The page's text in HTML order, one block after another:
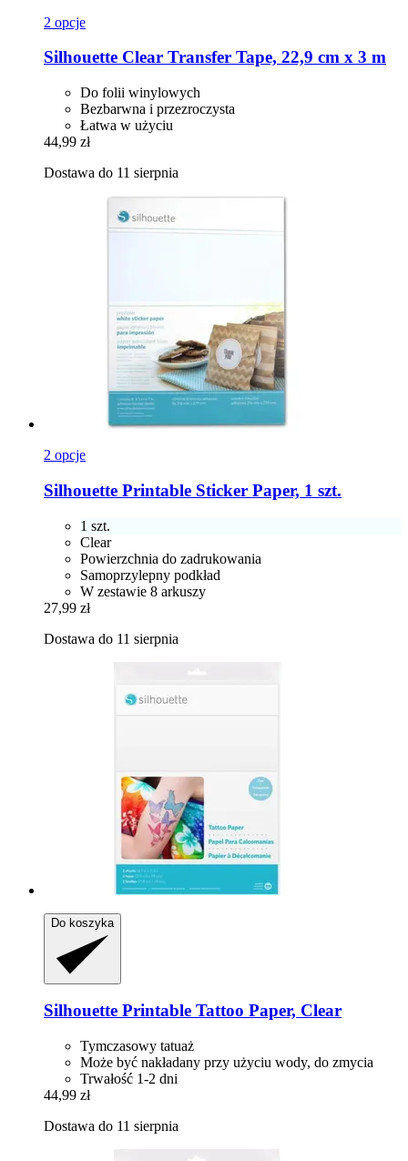
2 opcje
Silhouette Clear Transfer Tape, 22,9 cm x 3 m
Do folii winylowych
Bezbarwna i przezroczysta
Łatwa w użyciu
44,99 zł
Dostawa do 11 sierpnia
2 opcje
Silhouette Printable Sticker Paper, 1 szt.
1 szt.
Clear
Powierzchnia do zadrukowania
Samoprzylepny podkład
W zestawie 8 arkuszy
27,99 zł
Dostawa do 11 sierpnia
Do koszyka
Silhouette Printable Tattoo Paper, Clear
Tymczasowy tatuaż
Może być nakładany przy użyciu wody, do zmycia
Trwałość 1-2 dni
44,99 zł
Dostawa do 11 sierpnia